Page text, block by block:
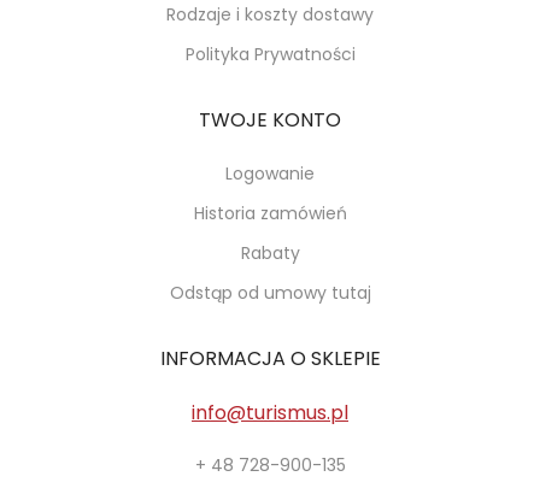
Rodzaje i koszty dostawy
Polityka Prywatności
TWOJE KONTO
Logowanie
Historia zamówień
Rabaty
Odstąp od umowy tutaj
INFORMACJA O SKLEPIE
info@turismus.pl
+ 48 728-900-135